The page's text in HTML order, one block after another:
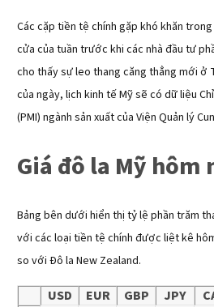
Các cặp tiền tệ chính gặp khó khăn
cửa của tuần trước khi các nhà đầu tư
cho thấy sự leo thang căng thẳng mới ở
của ngày, lịch kinh tế Mỹ sẽ có dữ liệu
(PMI) ngành sản xuất của Viện Quản lý
Giá đô la Mỹ hôm
Bảng bên dưới hiển thị tỷ lệ phần trăm
với các loại tiền tệ chính được liệt kê
so với Đô la New Zealand.
USD EUR GBP JPY